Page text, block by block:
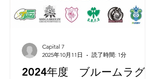
2024年度 ブルームラグビ
Capital 7
2025年10月11日
読了時間: 1分